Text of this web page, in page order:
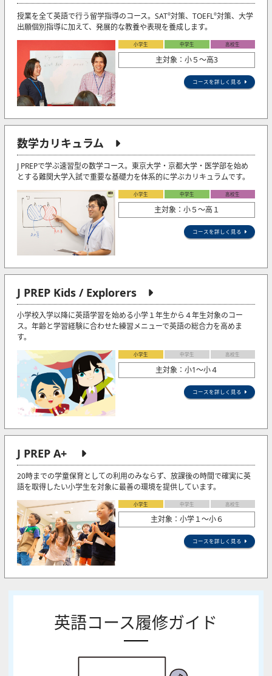
授業を全て英語で行う留学指導のコース。SAT®対策、TOEFL®対策、大学
出願個別指導に加えて、発展的な教養や表現を養成します。
小学生 中学生 高校生
主対象：小５〜高3
コースを詳しく見る
数学カリキュラム
J PREPで学ぶ速習型の数学コース。東京大学・京都大学・医学部を始め
とする難関大学入試で重要な基礎力を体系的に学ぶカリキュラムです。
小学生 中学生 高校生
主対象：小５〜高１
コースを詳しく見る
J PREP Kids / Explorers
小学校入学以降に英語学習を始める小学１年生から４年生対象のコー
ス。年齢と学習経験に合わせた練習メニューで英語の総合力を高めま
す。
小学生 中学生 高校生
主対象：小1〜小４
コースを詳しく見る
J PREP A+
20時までの学童保育としての利用のみならず、放課後の時間で確実に英
語を取得したい小学生を対象に最善の環境を提供しています。
小学生 中学生 高校生
主対象：小学１～小６
コースを詳しく見る
英語コース履修ガイド